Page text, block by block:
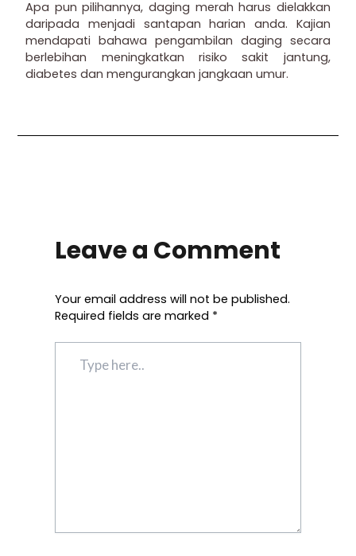
Apa pun pilihannya, daging merah harus dielakkan
daripada menjadi santapan harian anda. Kajian
mendapati bahawa pengambilan daging secara
berlebihan meningkatkan risiko sakit jantung,
diabetes dan mengurangkan jangkaan umur.
Leave a Comment
Your email address will not be published.
Required fields are marked *
Type